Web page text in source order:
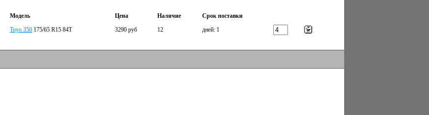
Модель Цена Наличие
Срок поставки
Toyo 350 175/65 R15 84T 3290 руб 12 дней: 1